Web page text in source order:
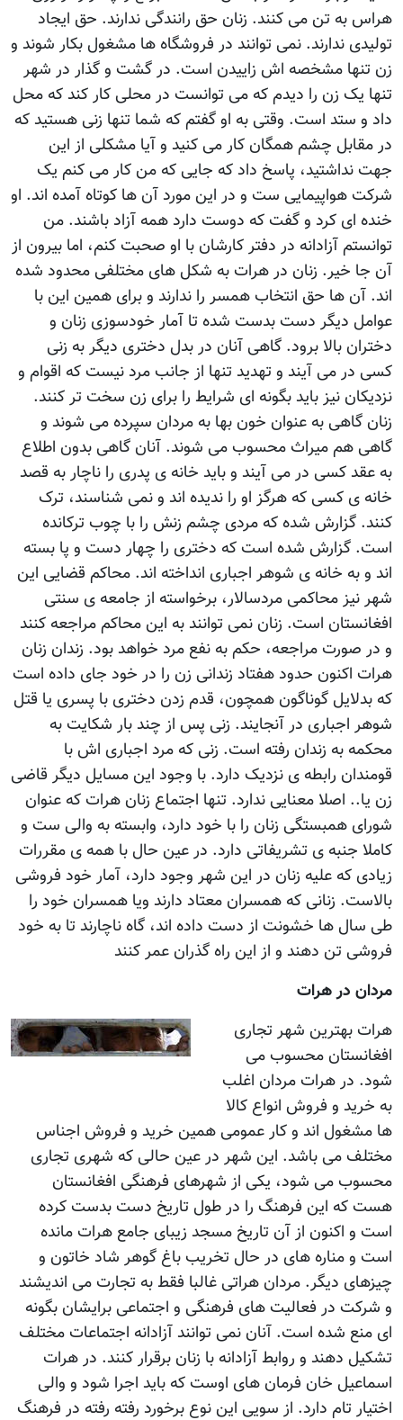
هراس به تن می کنند. زنان حق رانندگی ندارند. حق ايجاد
توليدی ندارند. نمی توانند در فروشگاه ها مشغول بکار شوند و
زن تنها مشخصه اش زاييدن است. در گشت و گذار در شهر
تنها يک زن را ديدم که می توانست در محلی کار کند که محل
داد و ستد است. وقتی به او گفتم که شما تنها زنی هستيد که
در مقابل چشم همگان کار می کنيد و آيا مشکلی از اين
جهت نداشتيد، پاسخ داد که جايی که من کار می کنم يک
شرکت هواپيمايی ست و در اين مورد آن ها کوتاه آمده اند. او
خنده ای کرد و گفت که دوست دارد همه آزاد باشند. من
توانستم آزادانه در دفتر کارشان با او صحبت کنم، اما بيرون از
آن جا خير. زنان در هرات به شکل های مختلفی محدود شده
اند. آن ها حق انتخاب همسر را ندارند و برای همين اين با
عوامل ديگر دست بدست شده تا آمار خودسوزی زنان و
دختران بالا برود. گاهی آنان در بدل دختری ديگر به زنی
کسی در می آيند و تهديد تنها از جانب مرد نيست که اقوام و
نزديکان نيز بايد بگونه ای شرايط را برای زن سخت تر کنند.
زنان گاهی به عنوان خون بها به مردان سپرده می شوند و
گاهی هم ميراث محسوب می شوند. آنان گاهی بدون اطلاع
به عقد کسی در می آيند و بايد خانه ی پدری را ناچار به قصد
خانه ی کسی که هرگز او را نديده اند و نمی شناسند، ترک
کنند. گزارش شده که مردی چشم زنش را با چوب ترکانده
است. گزارش شده است که دختری را چهار دست و پا بسته
اند و به خانه ی شوهر اجباری انداخته اند. محاکم قضايی اين
شهر نيز محاکمی مردسالار، برخواسته از جامعه ی سنتی
افغانستان است. زنان نمی توانند به اين محاکم مراجعه کنند
و در صورت مراجعه، حکم به نفع مرد خواهد بود. زندان زنان
هرات اکنون حدود هفتاد زندانی زن را در خود جای داده است
که بدلايل گوناگون همچون، قدم زدن دختری با پسری يا قتل
شوهر اجباری در آنجايند. زنی پس از چند بار شکايت به
محکمه به زندان رفته است. زنی که مرد اجباری اش با
قومندان رابطه ی نزديک دارد. با وجود اين مسايل ديگر قاضی
زن يا.. اصلا معنايی ندارد. تنها اجتماع زنان هرات که عنوان
شورای همبستگی زنان را با خود دارد، وابسته به والی ست و
کاملا جنبه ی تشريفاتی دارد. در عين حال با همه ی مقررات
زيادی که عليه زنان در اين شهر وجود دارد، آمار خود فروشی
بالاست. زنانی که همسران معتاد دارند ويا همسران خود را
طی سال ها خشونت از دست داده اند، گاه ناچارند تا به خود
فروشی تن دهند و از اين راه گذران عمر کنند
مردان در هرات
هرات بهترين شهر تجاری
افغانستان محسوب می
شود. در هرات مردان اغلب
به خريد و فروش انواع کالا
ها مشغول اند و کار عمومی همين خريد و فروش اجناس
مختلف می باشد. اين شهر در عين حالی که شهری تجاری
محسوب می شود، يکی از شهرهای فرهنگی افغانستان
هست که اين فرهنگ را در طول تاريخ دست بدست کرده
است و اکنون از آن تاريخ مسجد زيبای جامع هرات مانده
است و مناره های در حال تخريب باغ گوهر شاد خاتون و
چيزهای ديگر. مردان هراتی غالبا فقط به تجارت می انديشند
و شرکت در فعاليت های فرهنگی و اجتماعی برايشان بگونه
ای منع شده است. آنان نمی توانند آزادانه اجتماعات مختلف
تشکيل دهند و روابط آزادانه با زنان برقرار کنند. در هرات
اسماعيل خان فرمان های اوست که بايد اجرا شود و والی
اختيار تام دارد. از سويی اين نوع برخورد رفته رفته در فرهنگ